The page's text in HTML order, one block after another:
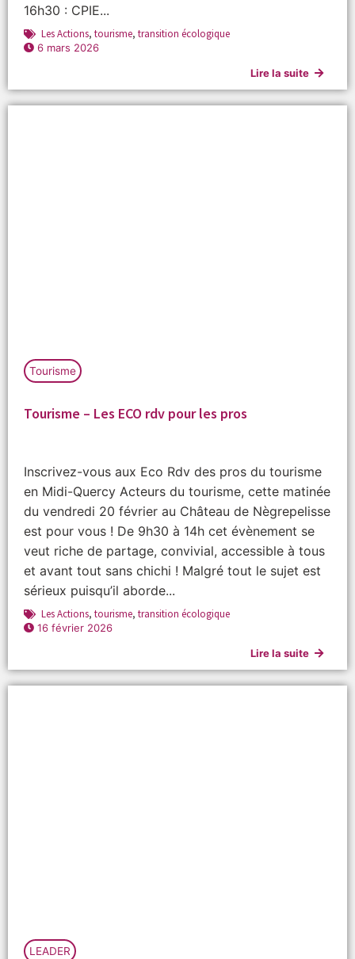
16h30 : CPIE...
Les Actions, tourisme, transition écologique
6 mars 2026
Lire la suite
Tourisme
Tourisme – Les ECO rdv pour les pros
Inscrivez-vous aux Eco Rdv des pros du tourisme
en Midi-Quercy Acteurs du tourisme, cette matinée
du vendredi 20 février au Château de Nègrepelisse
est pour vous ! De 9h30 à 14h cet évènement se
veut riche de partage, convivial, accessible à tous
et avant tout sans chichi ! Malgré tout le sujet est
sérieux puisqu’il aborde...
Les Actions, tourisme, transition écologique
16 février 2026
Lire la suite
LEADER